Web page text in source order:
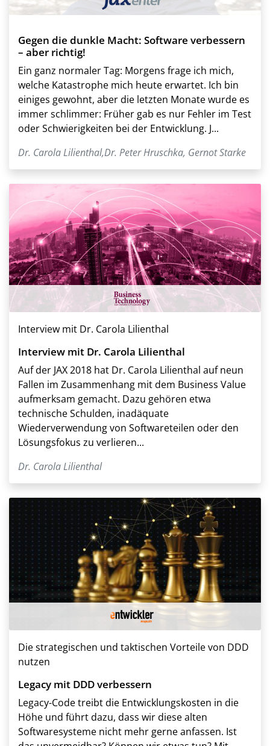
Gegen die dunkle Macht: Software verbessern
– aber richtig!
Ein ganz normaler Tag: Morgens frage ich mich,
welche Katastrophe mich heute erwartet. Ich bin
einiges gewohnt, aber die letzten Monate wurde es
immer schlimmer: Früher gab es nur Fehler im Test
oder Schwierigkeiten bei der Entwicklung. J...
Dr. Carola Lilienthal,Dr. Peter Hruschka, Gernot Starke
Interview mit Dr. Carola Lilienthal
Interview mit Dr. Carola Lilienthal
Auf der JAX 2018 hat Dr. Carola Lilienthal auf neun
Fallen im Zusammenhang mit dem Business Value
aufmerksam gemacht. Dazu gehören etwa
technische Schulden, inadäquate
Wiederverwendung von Softwareteilen oder den
Lösungsfokus zu verlieren...
Dr. Carola Lilienthal
Die strategischen und taktischen Vorteile von DDD
nutzen
Legacy mit DDD verbessern
Legacy-Code treibt die Entwicklungskosten in die
Höhe und führt dazu, dass wir diese alten
Softwaresysteme nicht mehr gerne anfassen. Ist